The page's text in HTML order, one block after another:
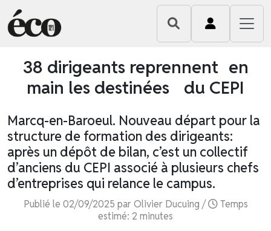
38 dirigeants reprennent en
main les destinées du CEPI
Marcq-en-Baroeul. Nouveau départ pour la
structure de formation des dirigeants:
après un dépôt de bilan, c’est un collectif
d’anciens du CEPI associé à plusieurs chefs
d’entreprises qui relance le campus.
Publié le 02/09/2025 par Olivier Ducuing /
Temps
estimé: 2 minutes